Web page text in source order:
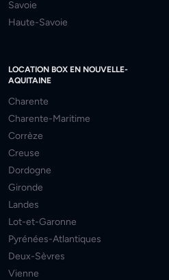
Savoie
Haute-Savoie
LOCATION BOX EN NOUVELLE-
AQUITAINE
Charente
Charente-Maritime
Corrèze
Creuse
Dordogne
Gironde
Landes
Lot-et-Garonne
Pyrénées-Atlantiques
Deux-Sèvres
Vienne